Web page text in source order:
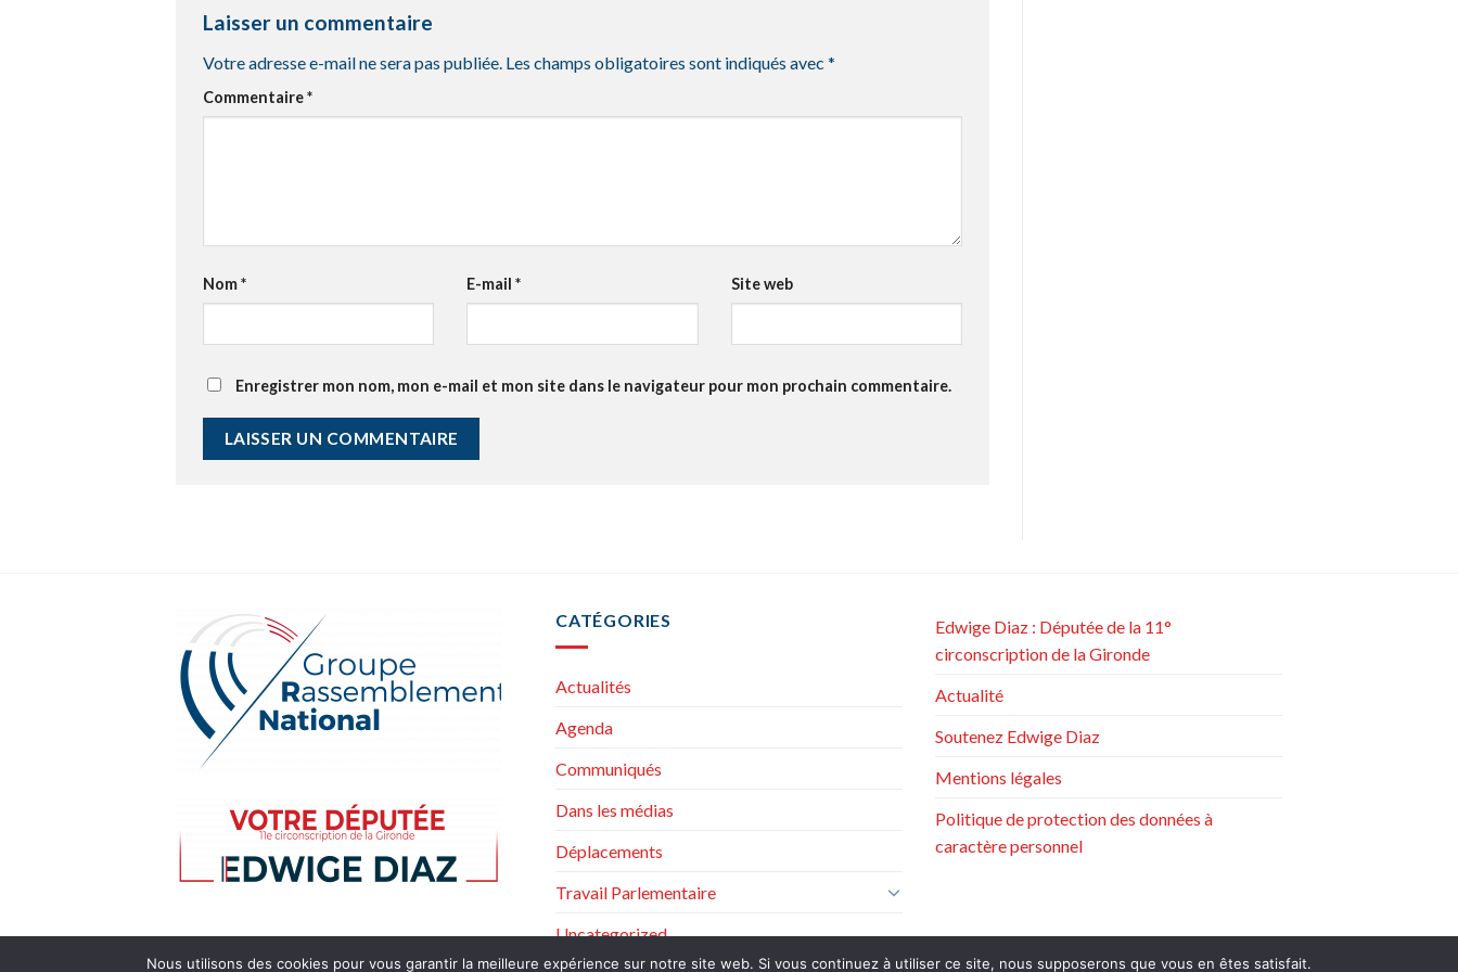
Laisser un commentaire
Votre adresse e-mail ne sera pas publiée. Les champs obligatoires sont indiqués avec *
Commentaire*
Nom* E-mail* Site web
Enregistrer mon nom, mon e-mail et mon site dans le navigateur pour mon prochain commentaire.
CATÉGORIES
Actualités
Agenda
Communiqués
Dans les médias
Déplacements
Travail Parlementaire
Uncategorized
Edwige Diaz : Députée de la 11°
circonscription de la Gironde
Actualité
Soutenez Edwige Diaz
Mentions légales
Politique de protection des données à
caractère personnel
Nous utilisons des cookies pour vous garantir la meilleure expérience sur notre site web. Si vous continuez à utiliser ce site, nous supposerons que vous en êtes satisfait.